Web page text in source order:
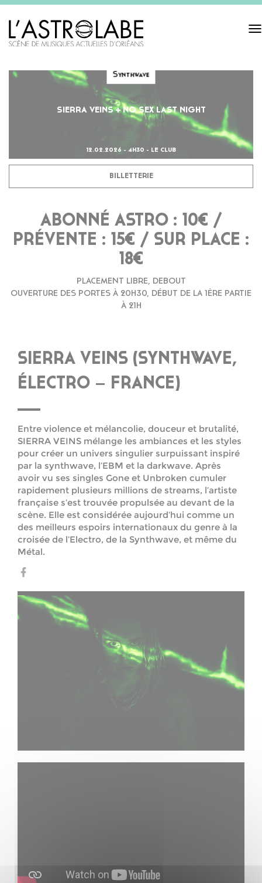
Synthwave
SIERRA VEINS + NO SEX LAST NIGHT
12.02.2026 - 4H30 - LE CLUB
BILLETTERIE
ABONNÉ ASTRO : 10€ /
PRÉVENTE : 15€ / SUR PLACE :
18€
PLACEMENT LIBRE, DEBOUT
OUVERTURE DES PORTES À 20H30, DÉBUT DE LA 1ÈRE PARTIE
À 21H
SIERRA VEINS (SYNTHWAVE,
ÉLECTRO – FRANCE)
Entre violence et mélancolie, douceur et brutalité,
SIERRA VEINS mélange les ambiances et les styles
pour créer un univers singulier surpuissant inspiré
par la synthwave, l’EBM et la darkwave. Après
avoir vu ses singles Gone et Unbroken cumuler
rapidement plusieurs millions de streams, l’artiste
française s’est trouvée propulsée au devant de la
scène. Elle est considérée aujourd’hui comme un
des meilleurs espoirs internationaux du genre à la
croisée de l’Electro, de la Synthwave, et même du
Métal.